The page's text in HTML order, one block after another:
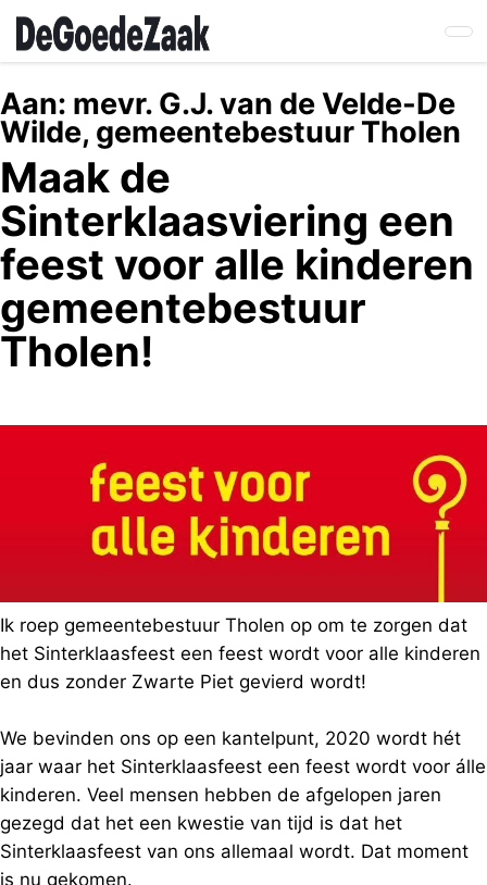
Skip
main
content
Aan: mevr. G.J. van de Velde-De
Wilde, gemeentebestuur Tholen
Maak de
Sinterklaasviering een
feest voor alle kinderen
gemeentebestuur
Tholen!
Ik roep gemeentebestuur Tholen op om te zorgen dat
het Sinterklaasfeest een feest wordt voor alle kinderen
en dus zonder Zwarte Piet gevierd wordt!
We bevinden ons op een kantelpunt, 2020 wordt hét
jaar waar het Sinterklaasfeest een feest wordt voor álle
kinderen. Veel mensen hebben de afgelopen jaren
gezegd dat het een kwestie van tijd is dat het
Sinterklaasfeest van ons allemaal wordt. Dat moment
is nu gekomen.